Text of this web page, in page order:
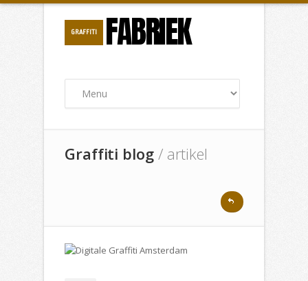
GRAFFITI FABRIEK
Graffiti blog / artikel